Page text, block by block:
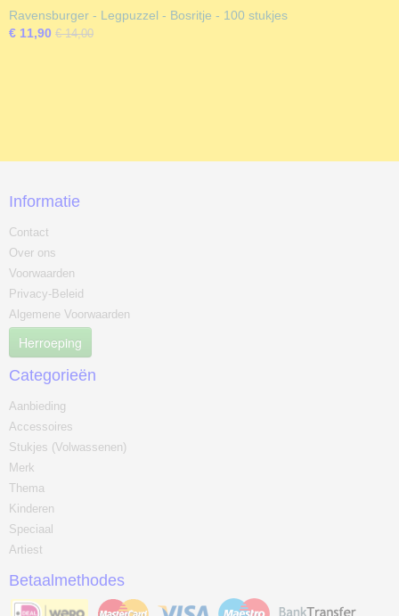
Ravensburger - Legpuzzel - Bosritje - 100 stukjes
€ 11,90 € 14,00
Informatie
Contact
Over ons
Voorwaarden
Privacy-Beleid
Algemene Voorwaarden
Herroeping
Categorieën
Aanbieding
Accessoires
Stukjes (Volwassenen)
Merk
Thema
Kinderen
Speciaal
Artiest
Betaalmethodes